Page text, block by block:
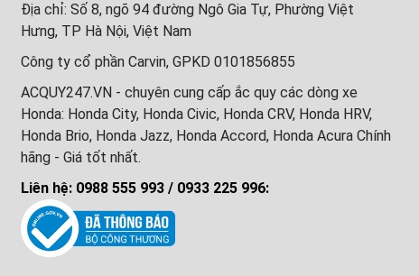
Địa chỉ: Số 8, ngõ 94 đường Ngô Gia Tự, Phường Việt
Hưng, TP Hà Nội, Việt Nam
Công ty cổ phần Carvin, GPKD 0101856855
ACQUY247.VN - chuyên cung cấp ắc quy các dòng xe
Honda: Honda City, Honda Civic, Honda CRV, Honda HRV,
Honda Brio, Honda Jazz, Honda Accord, Honda Acura Chính
hãng - Giá tốt nhất.
Liên hệ: 0988 555 993 / 0933 225 996: